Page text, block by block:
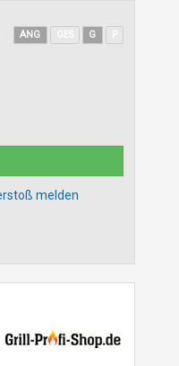
ANG G
melden